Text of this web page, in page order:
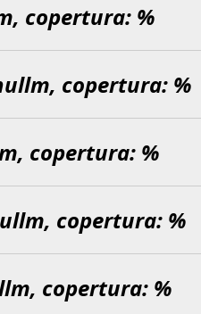
copertura: %
copertura: %
copertura: %
copertura: %
copertura: %